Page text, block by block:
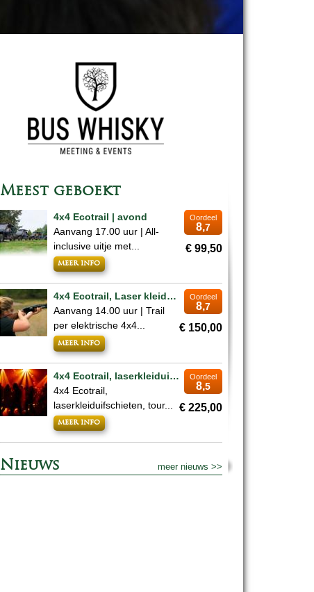
Meest geboekt
Oordeel
8,7
€ 99,50
4x4 Ecotrail | avond
Aanvang 17.00 uur | All-
inclusive uitje met...
meer info
Oordeel
8,7
€ 150,00
4x4 Ecotrail, Laser kleiduifschieten & Whisky | middag
Aanvang 14.00 uur | Trail
per elektrische 4x4...
meer info
Oordeel
8,5
€ 225,00
4x4 Ecotrail, laserkleiduifschieten, tour whiskystokerij, pubquiz & overnachting
4x4 Ecotrail,
laserkleiduifschieten, tour...
meer info
Nieuws meer nieuws >>